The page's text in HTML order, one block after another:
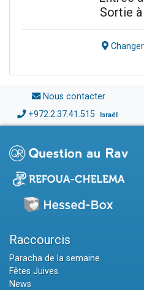
Sortie à
Nous contacter
+972.2.37.41.515 Israël
Raccourcis
Paracha de la semaine
Fêtes Juives
News